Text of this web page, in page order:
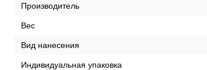
Производитель
Вес
Вид нанесения
Индивидуальная упаковка